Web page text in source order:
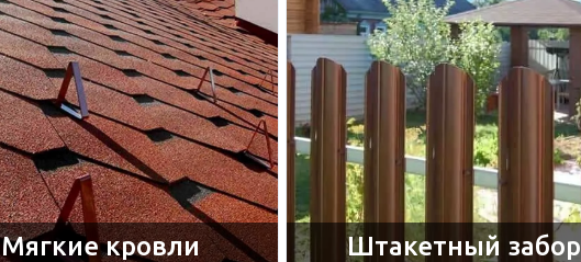
Мягкие кровли Штакетный забор